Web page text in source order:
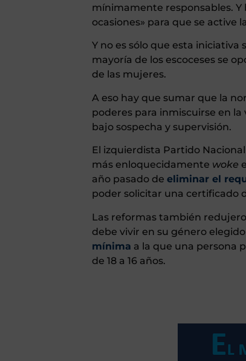
mínimamente responsables. Y
ocasiones» para que se active
Y no es sólo que esta
mayoría de los escoceses se
de las mujeres.
A eso hay que sumar que la
poderes para inmiscuirse en
bajo sospecha y supervisión.
El izquierdista Partido
más enloquecidamente woke
año pasado de eliminar el
poder solicitar una certificado
Las reformas también
debe vivir en su género
mínima a la que una persona
de 18 a 16 años.